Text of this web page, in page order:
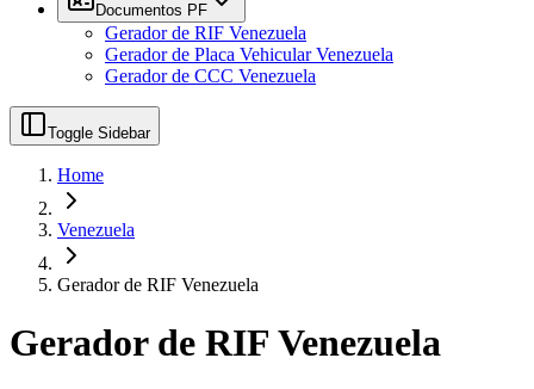
Documentos PF
Gerador de RIF Venezuela
Gerador de Placa Vehicular Venezuela
Gerador de CCC Venezuela
Toggle Sidebar
Home
Venezuela
Gerador de RIF Venezuela
Gerador de RIF Venezuela